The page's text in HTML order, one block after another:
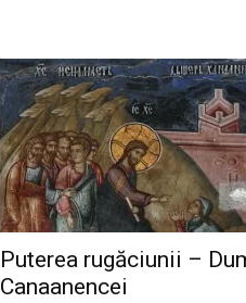
Puterea rugăciunii –
Canaanencei